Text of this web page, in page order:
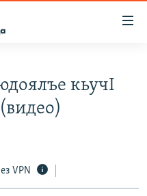
кьучI
VPN